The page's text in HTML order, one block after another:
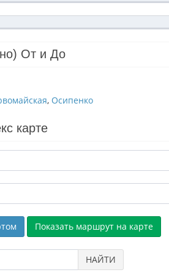
От и До
, Осипенко
карте
НАЙТИ